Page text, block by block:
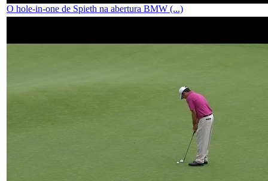
O hole-in-one de Spieth na abertura BMW (...)